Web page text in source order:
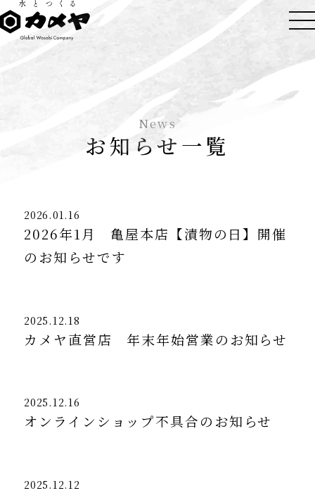
News
お知らせ一覧
2026.01.16
2026年1月 亀屋本店【漬物の日】開催
のお知らせです
2025.12.18
カメヤ直営店 年末年始営業のお知らせ
2025.12.16
オンラインショップ不具合のお知らせ
2025.12.12